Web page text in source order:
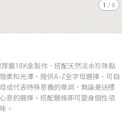
1 / 6
鍍18K金製作，搭配天然淡水珍珠點
柔和光澤。提供A-Z全字母選擇，可自
或代表特殊意義的單詞，無論是送禮
意的選擇。搭配鏈條即可變身個性項
。